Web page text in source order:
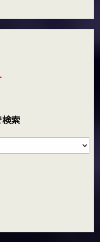
索